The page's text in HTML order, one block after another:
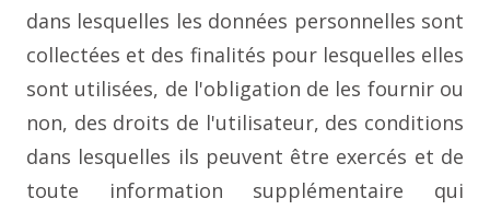
dans lesquelles les données personnelles sont
collectées et des finalités pour lesquelles elles
sont utilisées, de l'obligation de les fournir ou
non, des droits de l'utilisateur, des conditions
dans lesquelles ils peuvent être exercés et de
toute information supplémentaire qui